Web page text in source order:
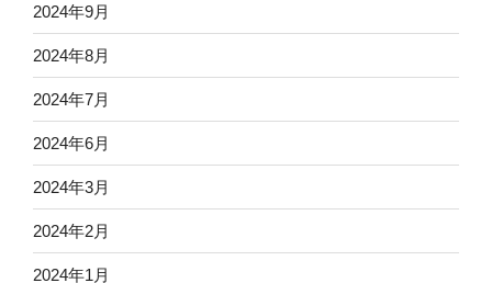
2024年9月
2024年8月
2024年7月
2024年6月
2024年3月
2024年2月
2024年1月